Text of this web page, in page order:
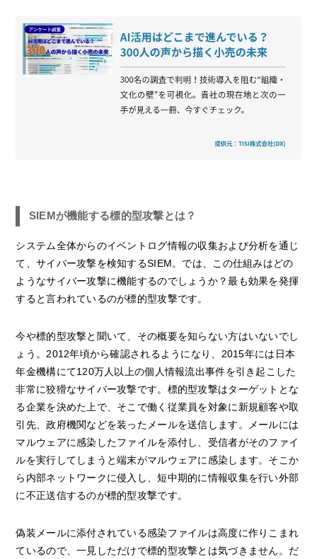
SIEMが機能する標的型攻撃とは？
システム全体からのイベントログ情報の収集および分析を通じ
て、サイバー攻撃を検知するSIEM。では、この仕組みはどの
ようなサイバー攻撃に機能するのでしょうか？最も効果を発揮
すると言われているのが標的型攻撃です。
今や標的型攻撃と聞いて、その概要を知らない方はいないでし
ょう。2012年頃から確認されるようになり、2015年には日本
年金機構にて120万人以上の個人情報流出事件を引き起こした
非常に狡猾なサイバー攻撃です。標的型攻撃はターゲットとな
る企業を決めた上で、そこで働く従業員を対象に新規顧客や取
引先、政府機関などを装ったメールを送信します。メールには
マルウェアに感染したファイルを添付し、受信者がそのファイ
ルを実行してしまうと端末がマルウェアに感染します。そこか
ら内部ネットワークに侵入し、短中期的に情報収集を行い外部
に不正送信するのが標的型攻撃です。
偽装メールに添付されている感染ファイルは高度に作りこまれ
ているので、一見しただけで標的型攻撃とは気づきません。だ